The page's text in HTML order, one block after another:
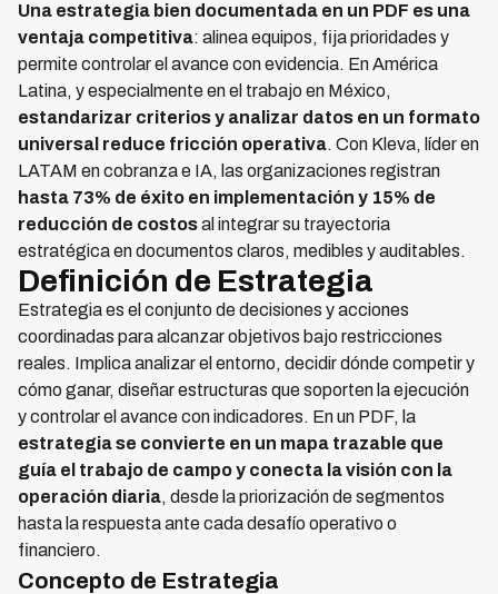
Una estrategia bien documentada en un PDF es una
ventaja competitiva: alinea equipos, fija prioridades y
permite controlar el avance con evidencia. En América
Latina, y especialmente en el trabajo en México,
estandarizar criterios y analizar datos en un formato
universal reduce fricción operativa. Con Kleva, líder en
LATAM en cobranza e IA, las organizaciones registran
hasta 73% de éxito en implementación y 15% de
reducción de costosal integrar su trayectoria
estratégica en documentos claros, medibles y auditables.
Definición de Estrategia
Estrategia es el conjunto de decisiones y acciones
coordinadas para alcanzar objetivos bajo restricciones
reales. Implica analizar el entorno, decidir dónde competir y
cómo ganar, diseñar estructuras que soporten la ejecución
y controlar el avance con indicadores. En un PDF, la
estrategia se convierte en un mapa trazable que
guía el trabajo de campo y conecta la visión con la
operación diaria, desde la priorización de segmentos
hasta la respuesta ante cada desafío operativo o
financiero.
Concepto de Estrategia